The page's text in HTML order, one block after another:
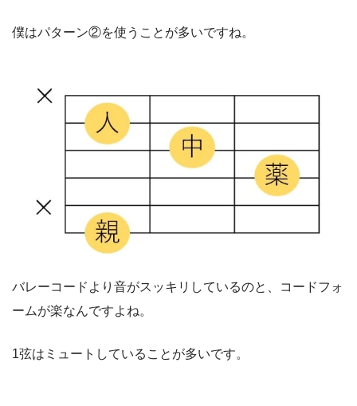
僕はパターン②を使うことが多いですね。
バレーコードより音がスッキリしているのと、コードフォ
ームが楽なんですよね。
1弦はミュートしていることが多いです。